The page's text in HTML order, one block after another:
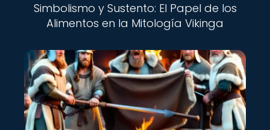
Simbolismo y Sustento: El Papel de los
Alimentos en la Mitología Vikinga